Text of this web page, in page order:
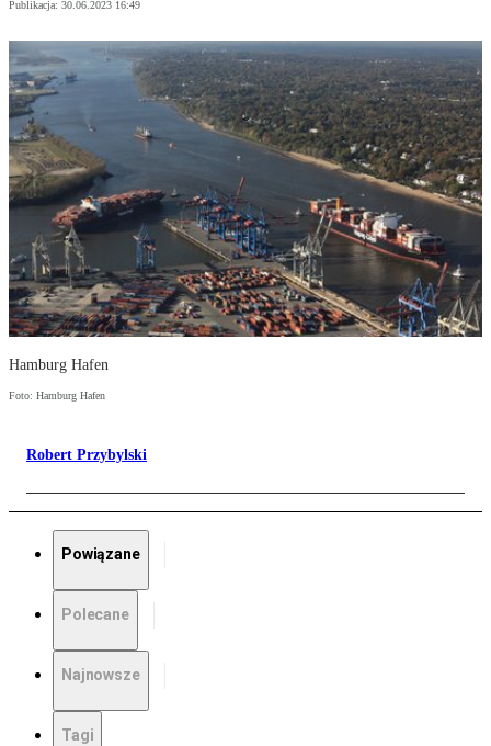
Publikacja: 30.06.2023 16:49
Hamburg Hafen
Foto: Hamburg Hafen
Robert Przybylski
Powiązane
Polecane
Najnowsze
Tagi